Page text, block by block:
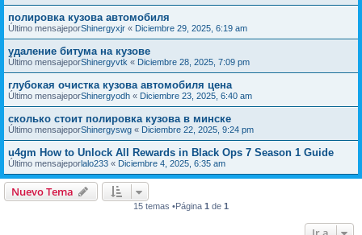
полировка кузова автомобиля
Último mensajeporShinergyxjr « Diciembre 29, 2025, 6:19 am
удаление битума на кузове
Último mensajeporShinergyvtk « Diciembre 28, 2025, 7:09 pm
глубокая очистка кузова автомобиля цена
Último mensajeporShinergyodh « Diciembre 23, 2025, 6:40 am
сколько стоит полировка кузова в минске
Último mensajeporShinergyswg « Diciembre 22, 2025, 9:24 pm
u4gm How to Unlock All Rewards in Black Ops 7 Season 1 Guide
Último mensajeporlalo233 « Diciembre 4, 2025, 6:35 am
Nuevo Tema
15 temas •Página 1 de 1